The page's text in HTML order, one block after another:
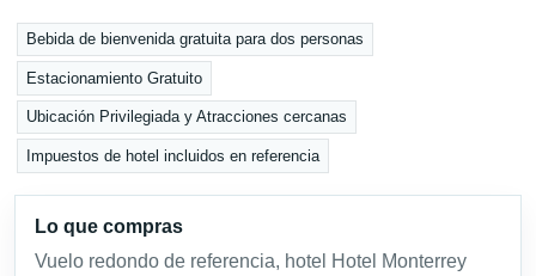
Bebida de bienvenida gratuita para dos personas
Estacionamiento Gratuito
Ubicación Privilegiada y Atracciones cercanas
Impuestos de hotel incluidos en referencia
Lo que compras
Vuelo redondo de referencia, hotel Hotel Monterrey